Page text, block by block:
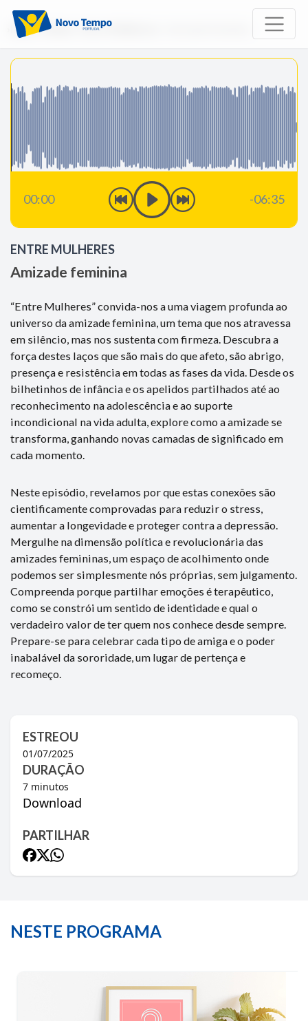
Início Rádio Entre Mulheres
00:00 -06:35
ENTRE MULHERES
Amizade feminina
“Entre Mulheres” convida-nos a uma viagem profunda ao
universo da amizade feminina, um tema que nos atravessa
em silêncio, mas nos sustenta com firmeza. Descubra a
força destes laços que são mais do que afeto, são abrigo,
presença e resistência em todas as fases da vida. Desde os
bilhetinhos de infância e os apelidos partilhados até ao
reconhecimento na adolescência e ao suporte
incondicional na vida adulta, explore como a amizade se
transforma, ganhando novas camadas de significado em
cada momento.
Neste episódio, revelamos por que estas conexões são
cientificamente comprovadas para reduzir o stress,
aumentar a longevidade e proteger contra a depressão.
Mergulhe na dimensão política e revolucionária das
amizades femininas, um espaço de acolhimento onde
podemos ser simplesmente nós próprias, sem julgamento.
Compreenda porque partilhar emoções é terapêutico,
como se constrói um sentido de identidade e qual o
verdadeiro valor de ter quem nos conhece desde sempre.
Prepare-se para celebrar cada tipo de amiga e o poder
inabalável da sororidade, um lugar de pertença e
recomeço.
ESTREOU
01/07/2025
DURAÇÃO
7 minutos
Download
PARTILHAR
NESTE PROGRAMA